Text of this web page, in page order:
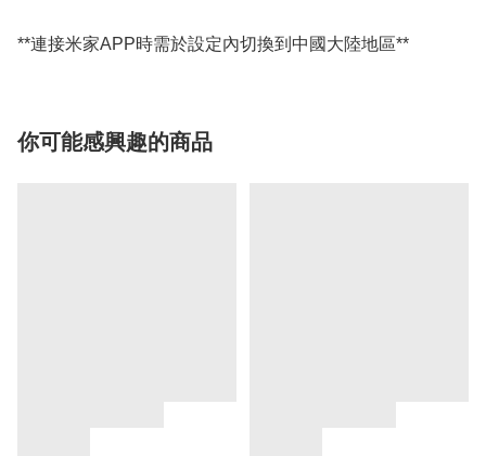
**連接米家APP時需於設定內切換到中國大陸地區**
你可能感興趣的商品